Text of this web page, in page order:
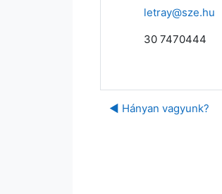
letray@sze.hu
30 7470444
◀︎ Hányan vagyunk?